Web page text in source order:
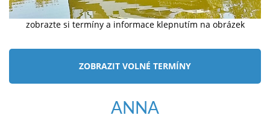
zobrazte si termíny a informace klepnutím na obrázek
ZOBRAZIT VOLNÉ TERMÍNY
ANNA